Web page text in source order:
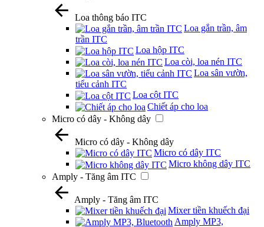
Loa thông báo ITC
Loa gắn trần, âm
trần ITC
Loa hộp ITC
Loa còi, loa nén ITC
Loa sân vườn,
tiểu cảnh ITC
Loa cột ITC
Chiết áp cho loa
Micro có dây - Không dây
Micro có dây - Không dây
Micro có dây ITC
Micro không dây ITC
Amply - Tăng âm ITC
Amply - Tăng âm ITC
Mixer tiền khuếch đại
Amply MP3,